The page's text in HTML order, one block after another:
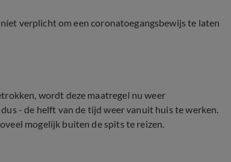
verplicht om een coronatoegangsbewijs te laten
wordt deze maatregel nu weer
- de helft van de tijd weer vanuit huis te werken.
mogelijk buiten de spits te reizen.